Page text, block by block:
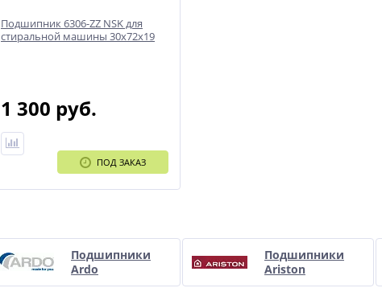
Подшипник 6306-ZZ NSK для
стиральной машины 30x72x19
1 300 руб.
ПОД ЗАКАЗ
Подшипники
Ardo
Подшипники
Ariston